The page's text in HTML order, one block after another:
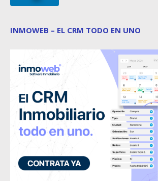
INMOWEB – EL CRM TODO EN UNO